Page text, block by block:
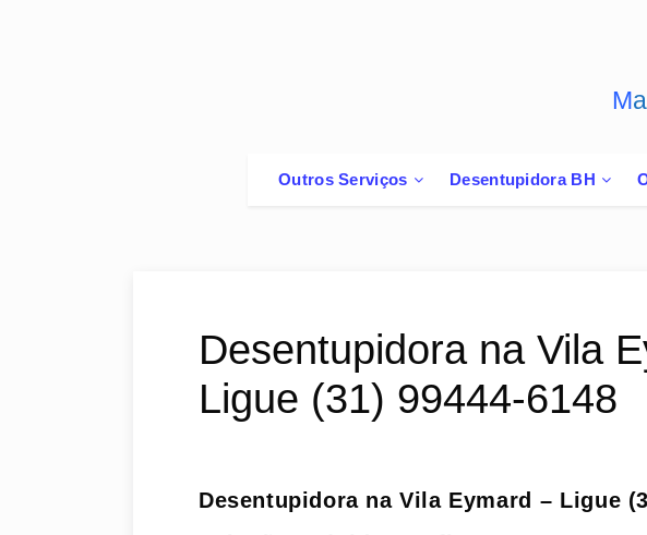
Outros Serviços Desentupidora BH
Desentupidora na Vila
Ligue (31) 99444-6148
Desentupidora na Vila Eymard⁤ – Ligue